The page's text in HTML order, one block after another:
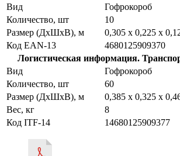
Вид
Гофрокороб
Количество, шт
10
Размер (ДхШхВ), м
0,305 х 0,225 х
Код EAN-13
4680125909370
Логистическая информация.
Вид
Гофрокороб
Количество, шт
60
Размер (ДхШхВ), м
0,385 х 0,325 х
Вес, кг
8
Код ITF-14
14680125909377